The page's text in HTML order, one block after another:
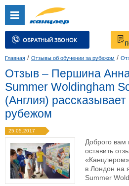
ОБРАТНЫЙ ЗВОНОК
Главная / Отзывы об обучении за рубежом /
Отзыв – Першина
Summer Woldingham
(Англия)
рубежом
25.05.2017
Доброго вам
оставить
в Лондон на
Summer